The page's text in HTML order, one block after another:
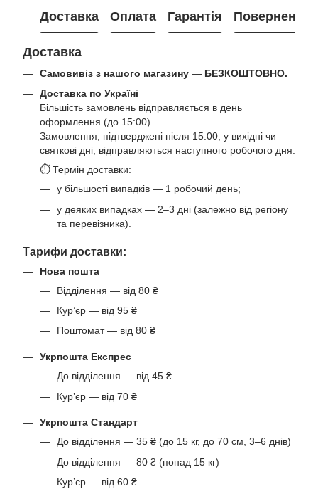
Доставка Оплата Гарантія Повернення
Доставка
Самовивіз з нашого магазину — БЕЗКОШТОВНО.
Доставка по Україні
Більшість замовлень відправляється в день
оформлення (до 15:00).
Замовлення, підтверджені після 15:00, у вихідні чи
святкові дні, відправляються наступного робочого дня.
⏱ Термін доставки:
у більшості випадків — 1 робочий день;
у деяких випадках — 2–3 дні (залежно від регіону
та перевізника).
Тарифи доставки:
Нова пошта
Відділення — від 80 ₴
Кур’єр — від 95 ₴
Поштомат — від 80 ₴
Укрпошта Експрес
До відділення — від 45 ₴
Кур’єр — від 70 ₴
Укрпошта Стандарт
До відділення — 35 ₴ (до 15 кг, до 70 см, 3–6 днів)
До відділення — 80 ₴ (понад 15 кг)
Кур’єр — від 60 ₴